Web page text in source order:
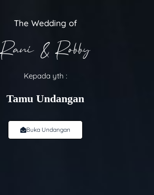
The Wedding of
Rani & Robby
Kepada yth :
Tamu Undangan
Buka Undangan